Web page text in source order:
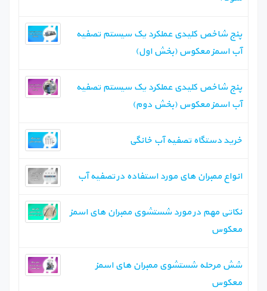
پنج شاخص کلیدی عملکرد یک سیستم تصفیه
آب اسمز معکوس (بخش اول)‏
پنج شاخص کلیدی عملکرد یک سیستم تصفیه
آب اسمز معکوس (بخش دوم)‏
خرید دستگاه تصفیه آب خانگی
انواع ممبران های مورد استفاده در تصفیه آب
نکاتی مهم در مورد شستشوی ممبران های اسمز
معکوس
شش مرحله شستشوی ممبران های اسمز
معکوس